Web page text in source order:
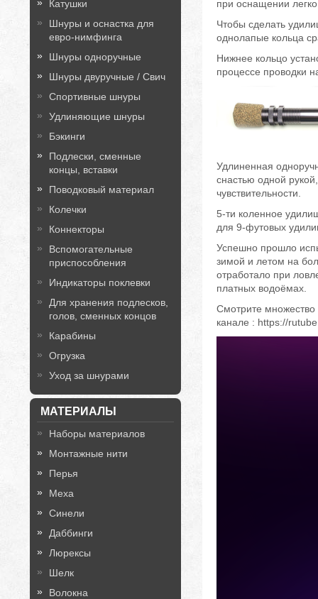
Катушки
Шнуры и оснастка для
евро-нимфинга
Шнуры одноручные
Шнуры двуручные / Свич
Спортивные шнуры
Удлиняющие шнуры
Бэкинги
Подлески, сменные
концы, вставки
Поводковый материал
Колечки
Коннекторы
Вспомогательные
приспособления
Индикаторы поклевки
Для хранения подлесков,
голов, сменных концов
Карабины
Огрузка
Уход за шнурами
МАТЕРИАЛЫ
Наборы материалов
Монтажные нити
Перья
Меха
Синели
Даббинги
Люрексы
Шелк
Волокна
при оснащении
Чтобы сделать
однолапые кольца
Нижнее кольцо
процессе проводки
Удлиненная
снастью одной
чувствительности.
5-ти коленное
для 9-футовых
Успешно прошло
зимой и летом на
отработало при
платных водоёмах.
Смотрите
канале : https://